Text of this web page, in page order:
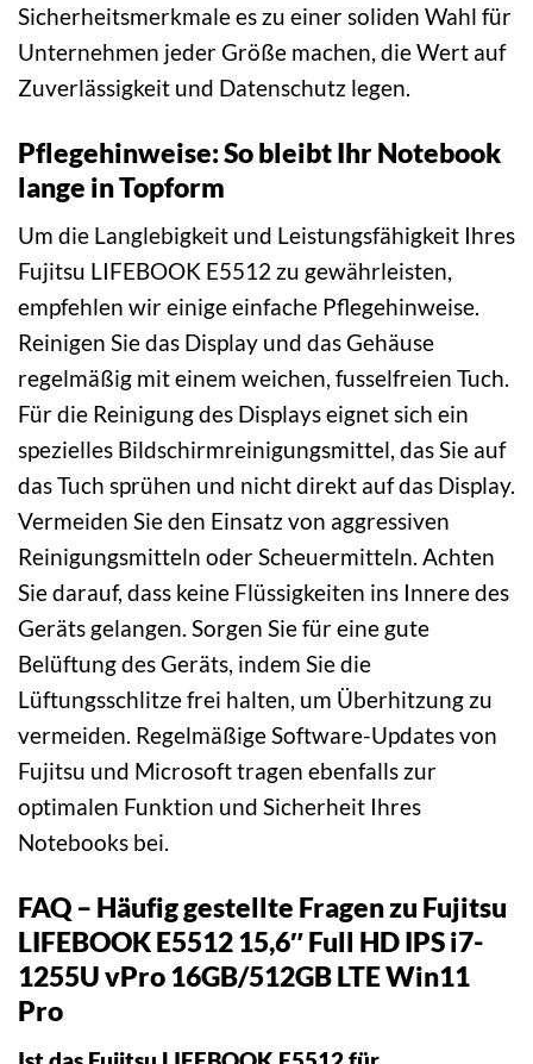
Sicherheitsmerkmale es zu einer soliden Wahl für
Unternehmen jeder Größe machen, die Wert auf
Zuverlässigkeit und Datenschutz legen.
Pflegehinweise: So bleibt Ihr Notebook
lange in Topform
Um die Langlebigkeit und Leistungsfähigkeit Ihres
Fujitsu LIFEBOOK E5512 zu gewährleisten,
empfehlen wir einige einfache Pflegehinweise.
Reinigen Sie das Display und das Gehäuse
regelmäßig mit einem weichen, fusselfreien Tuch.
Für die Reinigung des Displays eignet sich ein
spezielles Bildschirmreinigungsmittel, das Sie auf
das Tuch sprühen und nicht direkt auf das Display.
Vermeiden Sie den Einsatz von aggressiven
Reinigungsmitteln oder Scheuermitteln. Achten
Sie darauf, dass keine Flüssigkeiten ins Innere des
Geräts gelangen. Sorgen Sie für eine gute
Belüftung des Geräts, indem Sie die
Lüftungsschlitze frei halten, um Überhitzung zu
vermeiden. Regelmäßige Software-Updates von
Fujitsu und Microsoft tragen ebenfalls zur
optimalen Funktion und Sicherheit Ihres
Notebooks bei.
FAQ – Häufig gestellte Fragen zu Fujitsu
LIFEBOOK E5512 15,6″ Full HD IPS i7-
1255U vPro 16GB/512GB LTE Win11
Pro